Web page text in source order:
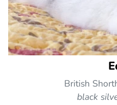
British
black